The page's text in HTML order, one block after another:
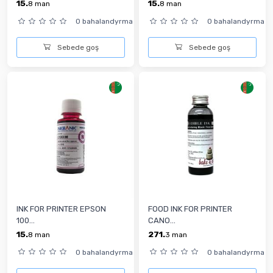
15.8 man
0 bahalandyrma
Sebede goş
15.8 man
0 bahalandyrma
Sebede goş
INK FOR PRINTER EPSON
100...
15.8 man
0 bahalandyrma
FOOD INK FOR PRINTER
CANO...
271.3 man
0 bahalandyrma